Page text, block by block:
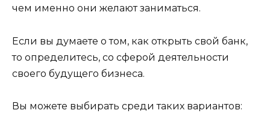
чем именно они желают заниматься.
Если вы думаете о том, как открыть свой банк,
то определитесь, со сферой деятельности
своего будущего бизнеса.
Вы можете выбирать среди таких вариантов: